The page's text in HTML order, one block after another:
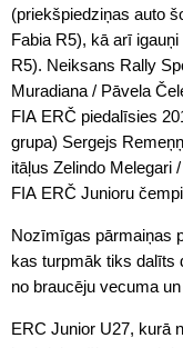
(priekšpiedziņas auto
Fabia R5), kā arī
R5). Neiksans Rally
Muradiana / Pāvela
FIA ERČ piedalīsies
grupa) Sergejs
itāļus Zelindo Melegari
FIA ERČ Junioru
Nozīmīgas pārmaiņas
kas turpmāk tiks dalīts
no braucēju vecuma
ERC Junior U27, kurā